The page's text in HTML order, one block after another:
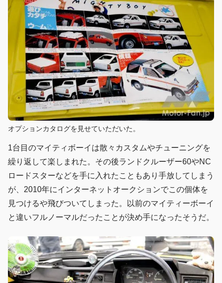
オプションカタログを見せていただいた。
1台目のマイティボーイは散々カスタムやチューニングを
繰り返して楽しまれた。その後ランドクルーザー60やNC
ロードスターなどを手に入れたこともあり手放してしまう
が、2010年にインターネットオークションでこの個体を
見つけるや飛びついてしまった。以前のマイティーボーイ
と違いフルノーマルだったことが決め手になったそうだ。